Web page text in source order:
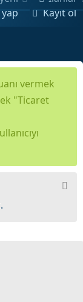
Kayıt ol
vermek
"Ticaret